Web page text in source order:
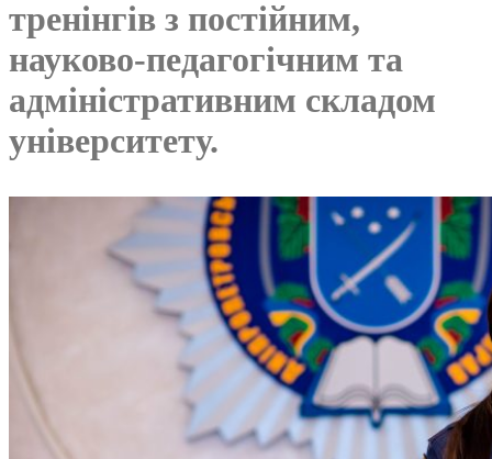
тренінгів з постійним,
науково-педагогічним та
адміністративним складом
університету.